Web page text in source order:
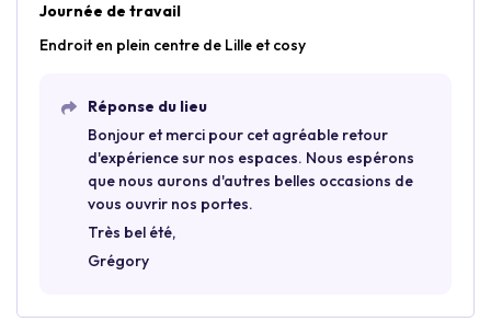
Journée de travail
Endroit en plein centre de Lille et cosy
Réponse du lieu
Bonjour et merci pour cet agréable retour
d'expérience sur nos espaces. Nous espérons
que nous aurons d'autres belles occasions de
vous ouvrir nos portes.
Très bel été,
Grégory